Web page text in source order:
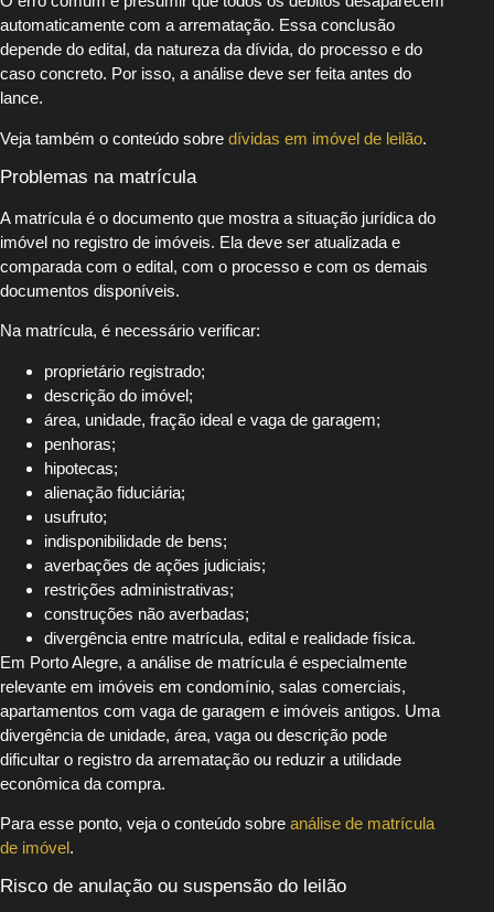
automaticamente com a arrematação. Essa conclusão
depende do edital, da natureza da dívida, do processo e do
caso concreto. Por isso, a análise deve ser feita antes do
lance.
Veja também o conteúdo sobre dívidas em imóvel de leilão.
Problemas na matrícula
A matrícula é o documento que mostra a situação jurídica do
imóvel no registro de imóveis. Ela deve ser atualizada e
comparada com o edital, com o processo e com os demais
documentos disponíveis.
Na matrícula, é necessário verificar:
proprietário registrado;
descrição do imóvel;
área, unidade, fração ideal e vaga de garagem;
penhoras;
hipotecas;
alienação fiduciária;
usufruto;
indisponibilidade de bens;
averbações de ações judiciais;
restrições administrativas;
construções não averbadas;
divergência entre matrícula, edital e realidade física.
Em Porto Alegre, a análise de matrícula é especialmente
relevante em imóveis em condomínio, salas comerciais,
apartamentos com vaga de garagem e imóveis antigos. Uma
divergência de unidade, área, vaga ou descrição pode
dificultar o registro da arrematação ou reduzir a utilidade
econômica da compra.
Para esse ponto, veja o conteúdo sobre análise de matrícula
de imóvel.
Risco de anulação ou suspensão do leilão